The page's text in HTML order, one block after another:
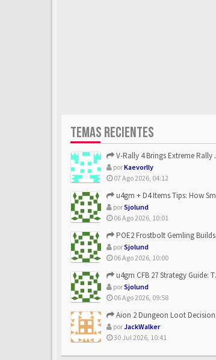
TEMAS RECIENTES
V-Rally 4 Brings Extreme Rally Racing With Challenging Track...
porKaevorlly
07 Ago 2026, 04:12
u4gm + D4 Items Tips: How Smart Players Optimize Gear, Build...
porSjolund
06 Ago 2026, 10:01
POE2 Frostbolt Gemling Builds Get Stronger With u4gm’s Ice C...
porSjolund
06 Ago 2026, 10:00
u4gm CFB 27 Strategy Guide: The Toxic Offensive Scheme Your ...
porSjolund
06 Ago 2026, 09:58
Aion 2 Dungeon Loot Decisions: Smarter Runs With U4N
porJackWalker
30 Jul 2026, 10:41